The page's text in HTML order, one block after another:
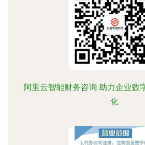
阿里云智能财务咨询 助力企业数
化